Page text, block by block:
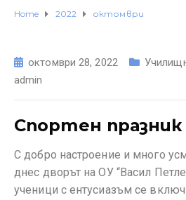
Home 2022 октомври
октомври 28, 2022
admin
Спортен празник
С добро настроение и много
днес дворът на ОУ “Васил
ученици с ентусиазъм се